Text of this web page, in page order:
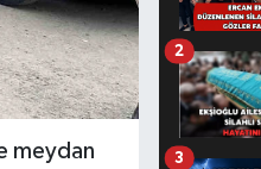
meydan
2
3